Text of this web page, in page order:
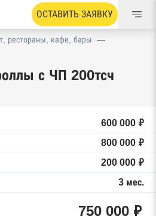
ОСТАВИТЬ ЗАЯВКУ
рестораны, кафе, бары —
с ЧП 200тсч
600 000 ₽
800 000 ₽
200 000 ₽
3 мес.
750 000 ₽